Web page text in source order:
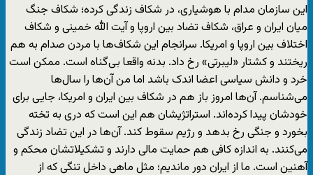
این سازمان مدام با هوشیاری، در شکاف زندگی کرده؛ شکاف جنگ
میان ایران و عراق، شکاف تضاد بین اروپا و آیت الله خمینی و شکاف
اختلاف بین اروپا و امریکا. سرانجام این شکاف‌ها با مردن صدام به هم
ریختند و کشتار «لیبرتی» رخ داد. بدنه واقعا بی‌گناه است. ممکن است
خرد و دانش سیاسی اعضا اندک باشد اما من آن‌ها را سال‌ها
می‌شناسم. آن‌ها امروز باز هم در شکاف بین ایران و امریکا، جایی برای
خودشان پیدا کرده‌اند. استراتژی‎شان هم این است که دری به تخته
بخورد و جنگی رخ بدهد و رژیم سقوط کند. آن‌ها در این تضاد زندگی
می‌کنند. به اندازه کافی هم حمایت مالی دارند و تشکیلاتشان محکم و
آهنین است. ما از ایران دور ماندیم؛ مثل ماهی داخل تنگی که از